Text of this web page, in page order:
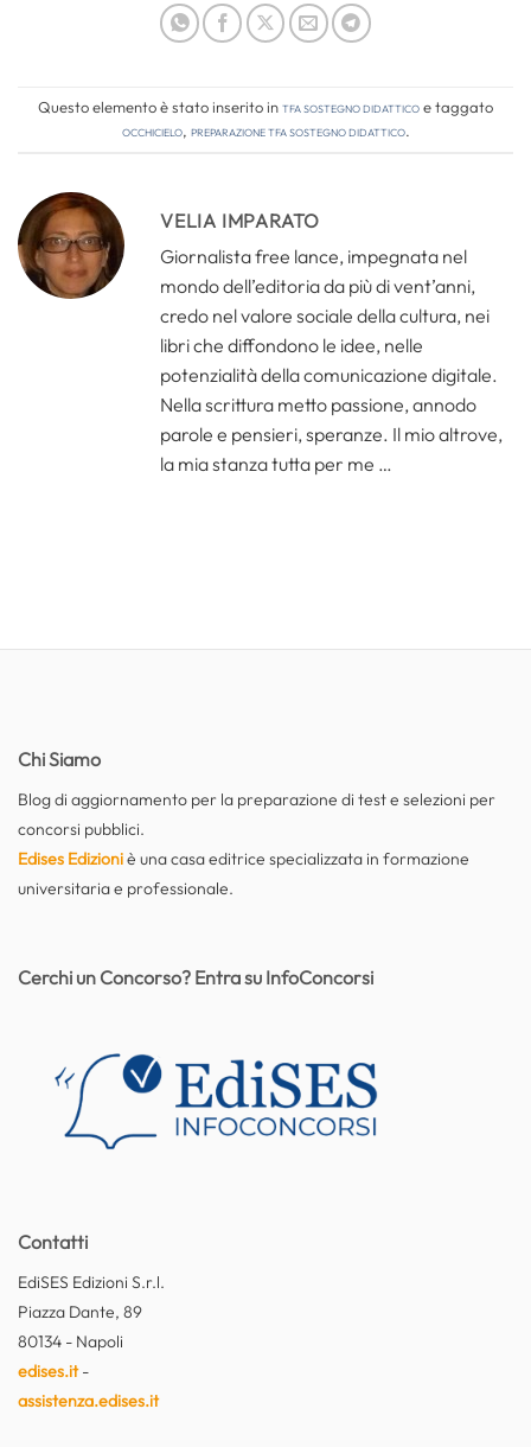
Questo elemento è stato inserito inTFA Sostegno Didatticoe taggato
occhicielo, preparazione tfa sostegno didattico.
VELIA IMPARATO
Giornalista free lance, impegnata nel
mondo dell’editoria da più di vent’anni,
credo nel valore sociale della cultura, nei
libri che diffondono le idee, nelle
potenzialità della comunicazione digitale.
Nella scrittura metto passione, annodo
parole e pensieri, speranze. Il mio altrove,
la mia stanza tutta per me …
Chi Siamo
Blog di aggiornamento per la preparazione di test e selezioni per
concorsi pubblici.
Edises Edizioniè una casa editrice specializzata in formazione
universitaria e professionale.
Contatti
EdiSES Edizioni S.r.l.
Piazza Dante, 89
80134 - Napoli
edises.it-
assistenza.edises.it
Cerchi un Concorso? Entra su InfoConcorsi